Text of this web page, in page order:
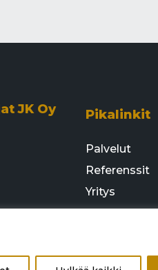
JK Oy Pikalinkit
Palvelut
Referenssit
Yritys
Ota yhteyttä